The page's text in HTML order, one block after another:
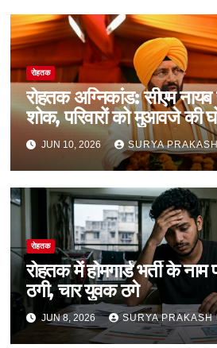
रोहतक
रोहतक अग्निकांड: सीएम
शोक, परिवारों को मुआवजे की
JUN 10, 2026 SURYA
रोहतक
रोहतक में होमगार्ड भर्ती के
ठगी, चार युवक ठगे
JUN 8, 2026 SURYA PRAKASH